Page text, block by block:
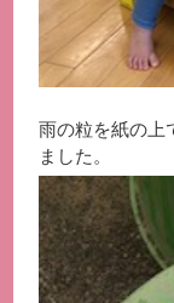
雨の粒を紙の上
ました。